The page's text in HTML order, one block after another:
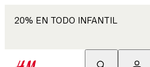
20% EN TODO INFANTIL